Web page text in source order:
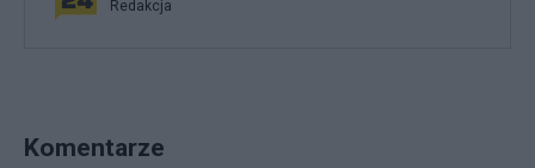
Redakcja
Komentarze